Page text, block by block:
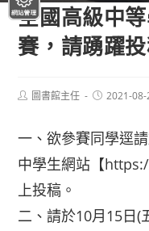
全國高級中
賽，請踴躍投
Post圖書館主任
Post2021-08-
一、欲參賽同學逕
中學生網站【
上投稿。
二、請於10月15日(